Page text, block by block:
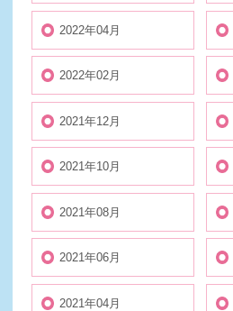
2022年04月
2022年02月
2021年12月
2021年10月
2021年08月
2021年06月
2021年04月